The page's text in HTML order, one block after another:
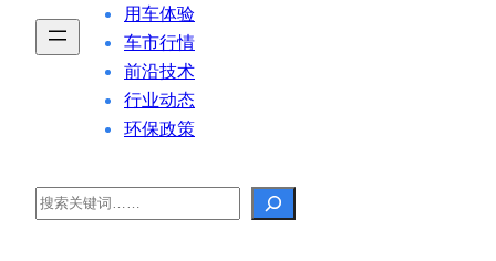
用车体验
车市行情
前沿技术
行业动态
环保政策
Search